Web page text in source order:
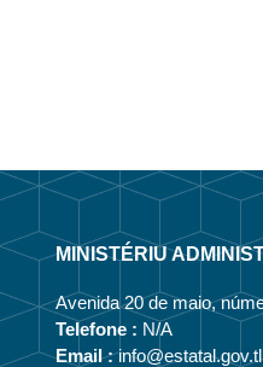
MINISTÉRIU
Avenida 20 de maio,
Telefone : N/A
Email :info@estatal.gov.tl